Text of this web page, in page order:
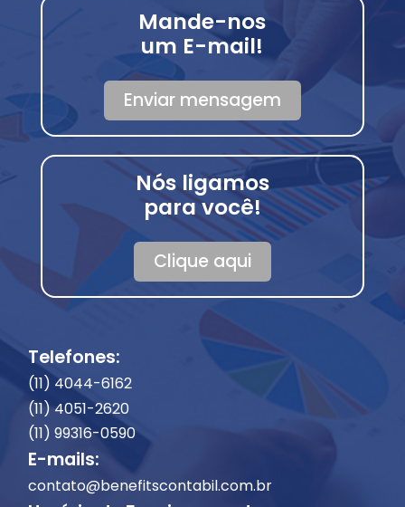
Mande-nos
um E-mail!
Enviar mensagem
Nós ligamos
para você!
Clique aqui
Telefones:
(11) 4044-6162
(11) 4051-2620
(11) 99316-0590
E-mails:
contato@benefitscontabil.com.br